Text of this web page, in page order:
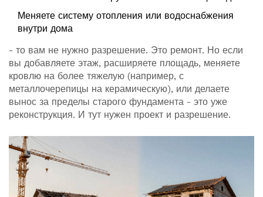
Меняете систему отопления или водоснабжения
внутри дома
- то вам не нужно разрешение. Это ремонт. Но если
вы добавляете этаж, расширяете площадь, меняете
кровлю на более тяжелую (например, с
металлочерепицы на керамическую), или делаете
вынос за пределы старого фундамента - это уже
реконструкция. И тут нужен проект и разрешение.